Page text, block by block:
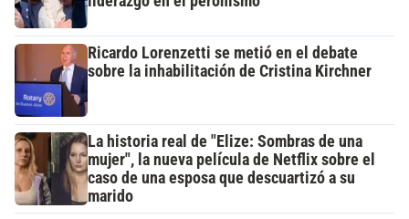
Ricardo Lorenzetti se metió en el debate
sobre la inhabilitación de Cristina Kirchner
La historia real de "Elize: Sombras de una
mujer", la nueva película de Netflix sobre el
caso de una esposa que descuartizó a su
marido